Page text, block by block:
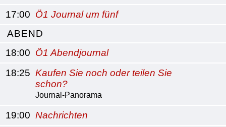
17:00 Ö1 Journal um fünf
ABEND
18:00 Ö1 Abendjournal
18:25 Kaufen Sie noch oder teilen Sie
schon?
Journal-Panorama
19:00 Nachrichten